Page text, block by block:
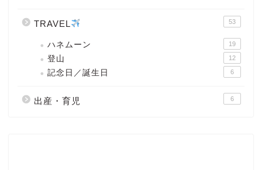
TRAVEL 53
ハネムーン 19
登山 12
記念日／誕生日 6
出産・育児 6